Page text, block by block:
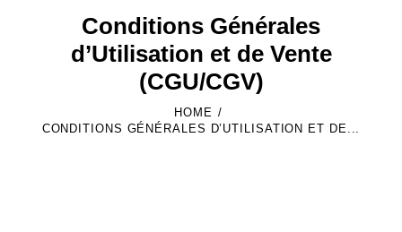
Conditions Générales
d’Utilisation et de Vente
(CGU/CGV)
HOME
CONDITIONS GÉNÉRALES D’UTILISATION ET DE...